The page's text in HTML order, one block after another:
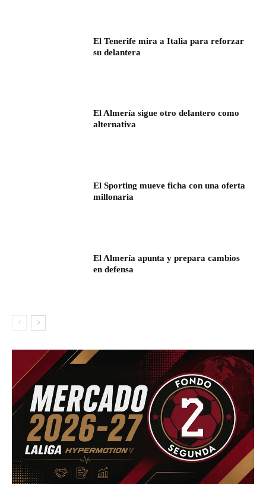
El Tenerife mira a Italia para reforzar
su delantera
El Almería sigue otro delantero como
alternativa
El Sporting mueve ficha con una oferta
millonaria
El Almería apunta y prepara cambios
en defensa